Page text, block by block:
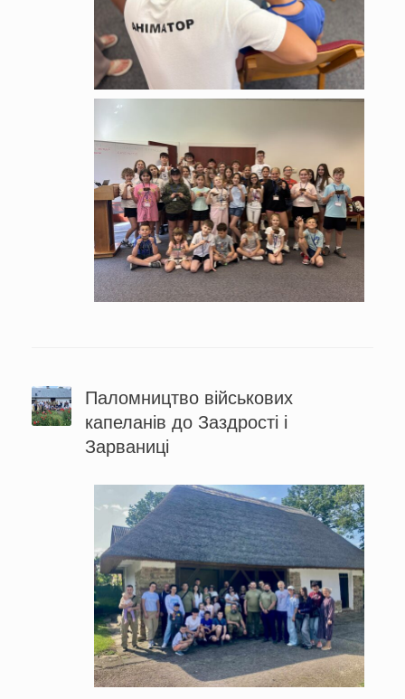
Паломництво військових
капеланів до Заздрості і
Зарваниці